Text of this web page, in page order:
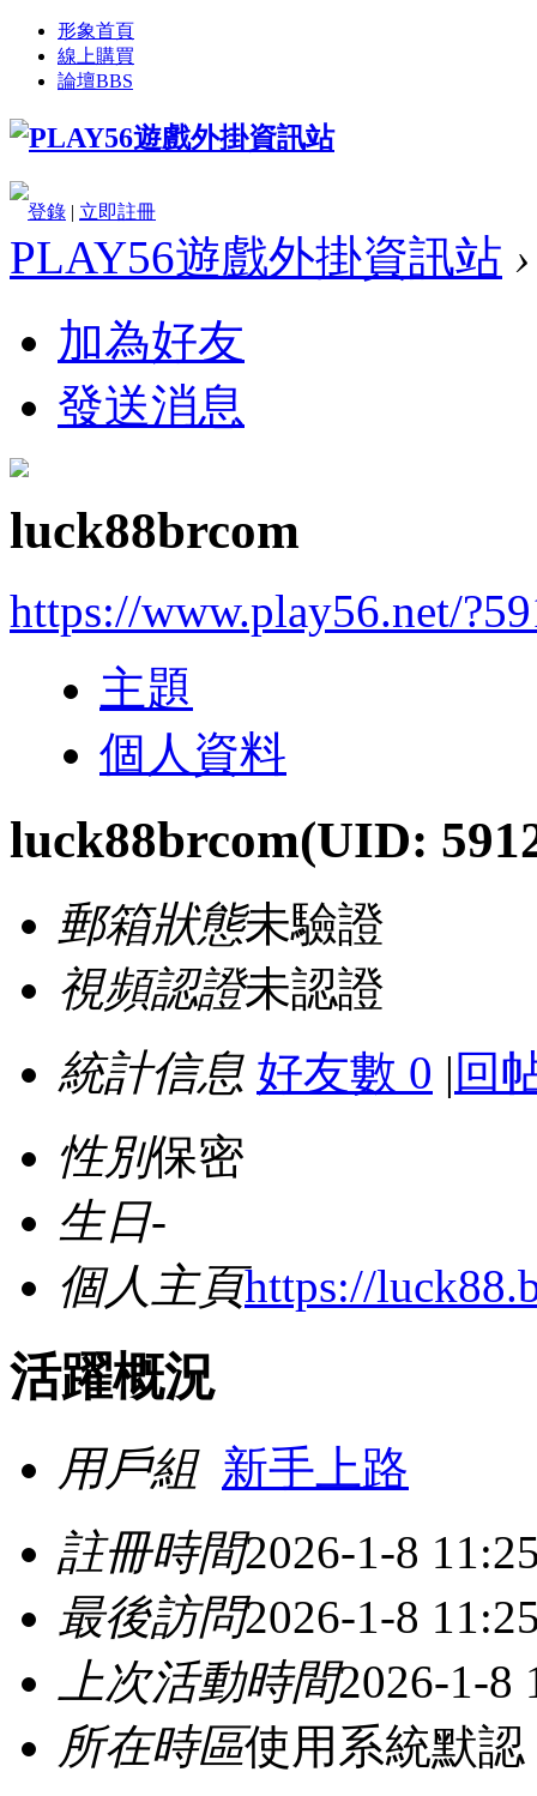
形象首頁
線上購買
論壇BBS
登錄 | 立即註冊
PLAY56遊戲外掛資訊站 ›
加為好友
發送消息
luck88brcom
https://www.play56.net/
主題
個人資料
luck88brcom(UID:
郵箱狀態未驗證
視頻認證未認證
統計信息 好友數 0 | 回
性別保密
生日-
個人主頁https://
活躍概況
用戶組 新手上路
註冊時間2026-1-8
最後訪問2026-1-8
上次活動時間2026-1-8
所在時區使用系統默認